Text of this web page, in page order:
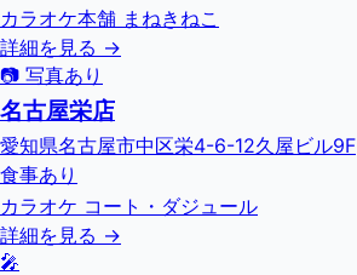
カラオケ本舗 まねきねこ
詳細を見る →
📷 写真あり
名古屋栄店
愛知県名古屋市中区栄4-6-12久屋ビル9F
食事あり
カラオケ コート・ダジュール
詳細を見る →
🎤